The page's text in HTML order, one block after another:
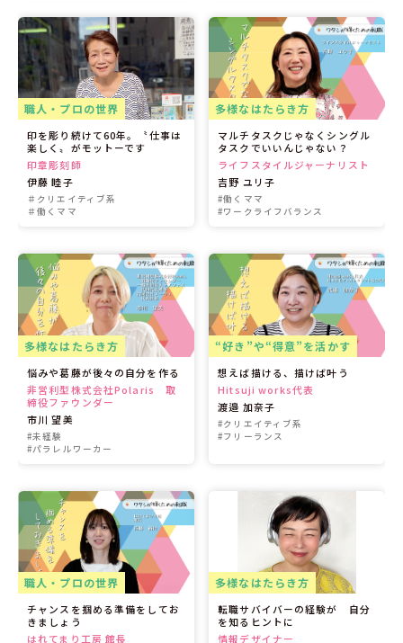
職人・プロの世界
印を彫り続けて60年。〝仕事は
楽しく〟がモットーです
印章彫刻師
伊藤 睦子
＃クリエイティブ系
＃働くママ
多様なはたらき方
マルチタスクじゃなくシングル
タスクでいいんじゃない？
ライフスタイルジャーナリスト
吉野 ユリ子
#働くママ
#ワークライフバランス
多様なはたらき方
悩みや葛藤が後々の自分を作る
非営利型株式会社Polaris 取
締役ファウンダー
市川 望美
#未経験
#パラレルワーカー
“好き”や“得意”を活かす
想えば描ける、描けば叶う
Hitsuji works代表
渡邉 加奈子
#クリエイティブ系
#フリーランス
職人・プロの世界
チャンスを掴める準備をしてお
きましょう
はれてまり工房 館長
多様なはたらき方
転職サバイバーの経験が 自分
を知るヒントに
情報デザイナー